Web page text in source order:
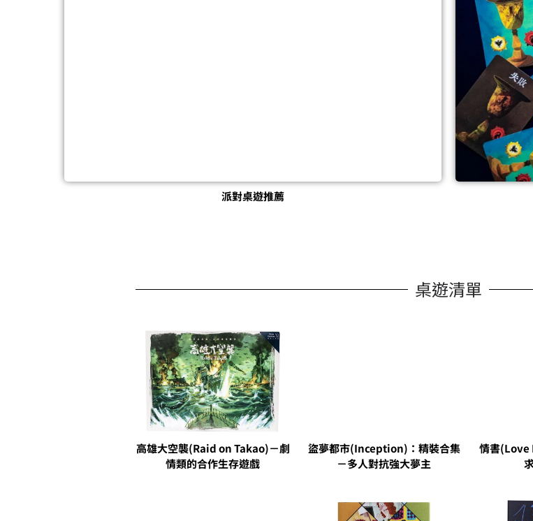
派對桌遊推薦
桌遊清單
高雄大空襲(Raid on Takao)－劇
情類的合作生存遊戲
盜夢都市(Inception)：精裝合集
－多人對抗強大夢主
情書(Love